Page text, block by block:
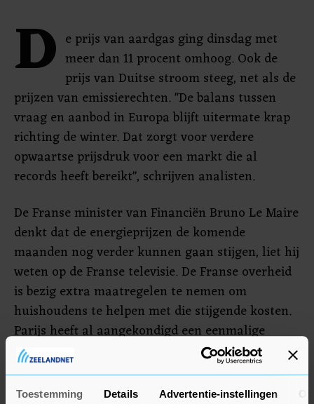
Toestemming Details Advertentie-instellingen
D e prijs van aardgas ging dinsdag met
meer dan 11 procent omhoog. Ook de
prijs van Duitse stroom steeg, net als de
prijzen van emissierechten. "De balans tussen
vraag en aanbod in Europa blijft uitermate krap
richting de winter. Dat zorgt voor verdere
opwaartse prijsdruk voor een markt die al
records heeft bereikt", schrijven analisten.
De Franse minister van Financiën Bruno Le Maire
denkt dat de energieprijzen de komende
maanden nog verder kunnen gaan stijgen, liet hij
weten op de Franse televisie. De Franse overheid
is bezig extra maatregelen te nemen om
huishoudens te helpen met die stijgende kosten.
Parijs heeft al aangekondigd een eenmalige
betaling van 100 euro te doen aan de 5,8 miljoen
huishoudens die energievouchers krijgen.